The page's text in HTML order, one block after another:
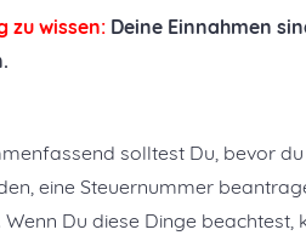
zu wissen: Deine Einnahmen
solltest Du, bevor
eine Steuernummer
Wenn Du diese Dinge